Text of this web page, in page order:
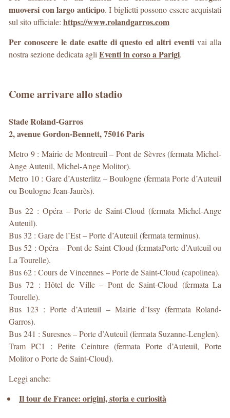
muoversi con largo anticipo. I biglietti possono essere acquistati
sul sito ufficiale: https://www.rolandgarros.com
Per conoscere le date esatte di questo ed altri eventi vai alla
nostra sezione dedicata agli Eventi in corso a Parigi.
Come arrivare allo stadio
Stade Roland-Garros
2, avenue Gordon-Bennett, 75016 Paris
Metro 9 : Mairie de Montreuil – Pont de Sèvres (fermata Michel-
Ange Auteuil, Michel-Ange Molitor).
Metro 10 : Gare d’Austerlitz – Boulogne (fermata Porte d’Auteuil
ou Boulogne Jean-Jaurès).
Bus 22 : Opéra – Porte de Saint-Cloud (fermata Michel-Ange
Auteuil).
Bus 32 : Gare de l’Est – Porte d’Auteuil (fermata terminus).
Bus 52 : Opéra – Pont de Saint-Cloud (fermataPorte d’Auteuil ou
La Tourelle).
Bus 62 : Cours de Vincennes – Porte de Saint-Cloud (capolinea).
Bus 72 : Hôtel de Ville – Pont de Saint-Cloud (fermata La
Tourelle).
Bus 123 : Porte d’Auteuil – Mairie d’Issy (fermata Roland-
Garros).
Bus 241 : Suresnes – Porte d’Auteuil (fermata Suzanne-Lenglen).
Tram PC1 : Petite Ceinture (fermata Porte d’Auteuil, Porte
Molitor o Porte de Saint-Cloud).
Leggi anche:
Il tour de France: origini, storia e curiosità